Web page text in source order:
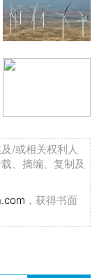
/或相关权利人
、摘编、复制及
，获得书面